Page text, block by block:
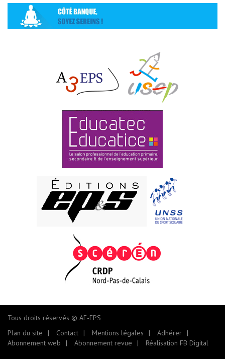
Tous droits réservés © AE-EPS
Plan du site
Contact Mentions légales
Adhérer
Abonnement web
Abonnement revue Réalisation FB Digital